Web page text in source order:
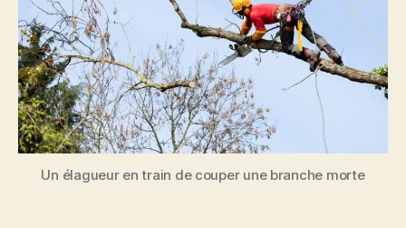
Un élagueur en train de couper une branche morte